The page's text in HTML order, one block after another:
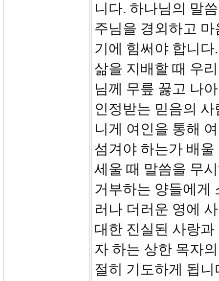
니다. 하나님의 말
주님을 경외하고
기에 힘써야 합니
삶을 지배할 때 우
님께 무릎 꿇고 나
인정받는 믿음의
니게 여인을 통해
섬겨야 하는가 배
세울 때 말씀을 무
거부하는 양들에게
러나 더러운 영에
대한 진실된 사랑
자 하는 상한 목자
절히 기도하게 됩